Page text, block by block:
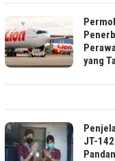
yang
JT-
Pandan